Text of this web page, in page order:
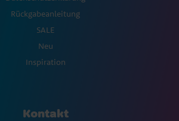
Rückgabeanleitung
SALE
Neu
Inspiration
Kontakt